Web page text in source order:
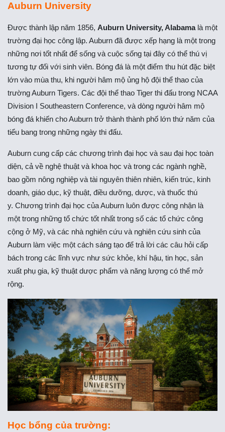
Auburn University
Được thành lập năm 1856, Auburn University, Alabamalà một
trường đại học công lập. Auburn đã được xếp hạng là một trong
những nơi tốt nhất để sống và cuộc sống tại đây có thể thú vị
tương tự đối với sinh viên. Bóng đá là một điểm thu hút đặc biệt
lớn vào mùa thu, khi người hâm mộ ủng hộ đội thể thao của
trường Auburn Tigers. Các đội thể thao Tiger thi đấu trong NCAA
Division I Southeastern Conference, và dòng người hâm mộ
bóng đá khiến cho Auburn trở thành thành phố lớn thứ năm của
tiểu bang trong những ngày thi đấu.
Auburn cung cấp các chương trình đại học và sau đại học toàn
diện, cả về nghệ thuật và khoa học và trong các ngành nghề,
bao gồm nông nghiệp và tài nguyên thiên nhiên, kiến ​​trúc, kinh
doanh, giáo dục, kỹ thuật, điều dưỡng, dược, và thuốc thú
y. Chương trình đại học của Auburn luôn được công nhận là
một trong những tổ chức tốt nhất trong số các tổ chức công
cộng ở Mỹ, và các nhà nghiên cứu và nghiên cứu sinh của
Auburn làm việc một cách sáng tạo để trả lời các câu hỏi cấp
bách trong các lĩnh vực như sức khỏe, khí hậu, tin học, sản
xuất phụ gia, kỹ thuật dược phẩm và năng lượng có thể mở
rộng.
Học bổng của trường: